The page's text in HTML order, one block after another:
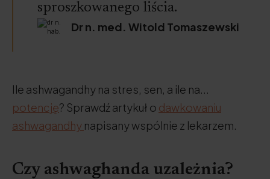
sproszkowanego liścia.
Dr n. med. Witold Tomaszewski
Ile ashwagandhy na stres, sen, a ile na...
potencję? Sprawdź artykuł o dawkowaniu
ashwagandhy napisany wspólnie z lekarzem.
Czy ashwaghanda uzależnia?